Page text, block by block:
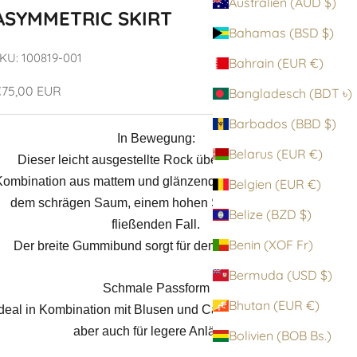
Bahamas (BSD $)
Bahrain (EUR €)
Bangladesch (BDT ৳)
Barbados (BBD $)
Belarus (EUR €)
Belgien (EUR €)
Belize (BZD $)
Benin (XOF Fr)
Bermuda (USD $)
Bhutan (EUR €)
Bolivien (BOB Bs.)
SKIRT
100819-001
EUR
In Bewegung:
Dieser leicht ausgestellte Rock überzeugt mit der
aus mattem und glänzendem Viskosejersey,
dem schrägen Saum, einem hohen Schlitz und dem
fließenden Fall.
Der breite Gummibund sorgt für den perfekten Sitz.
Schmale Passform
in Kombination mit Blusen und Cardigans fürs Büro,
aber auch für legere Anlässe.